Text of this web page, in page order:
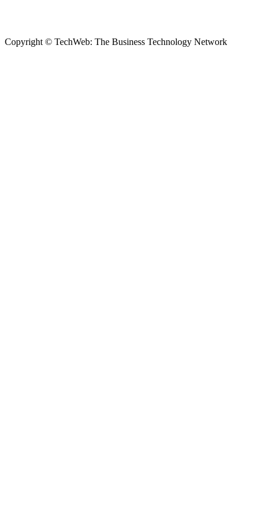
Copyright © TechWeb: The Business Technology Network